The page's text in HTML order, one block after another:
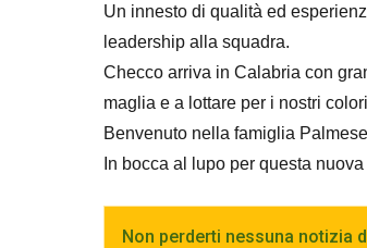
Un innesto di qualità ed
leadership alla squadra.
Checco arriva in Calabria con
maglia e a lottare per i nostri
Benvenuto nella famiglia
In bocca al lupo per questa
Non perderti nessuna notizia